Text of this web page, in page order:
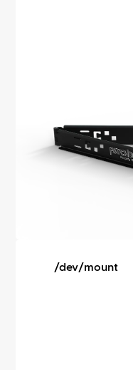
/dev/mount